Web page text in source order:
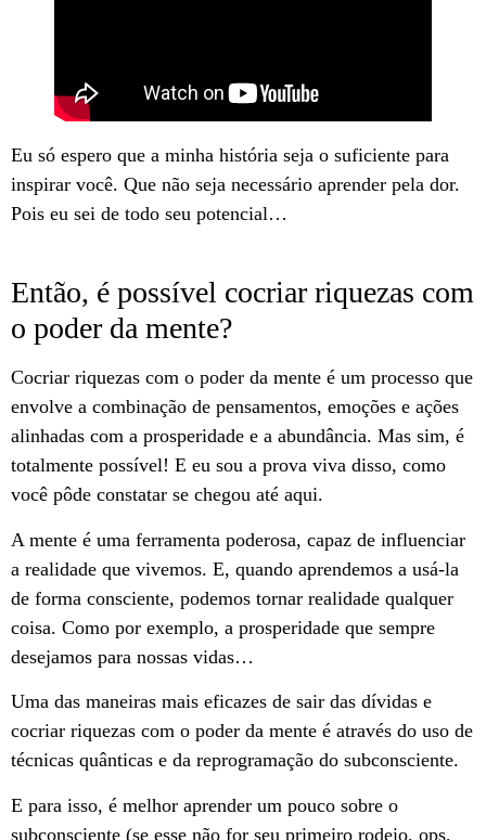
Eu só espero que a minha história seja o suficiente para
inspirar você. Que não seja necessário aprender pela dor.
Pois eu sei de todo seu potencial…
Então, é possível cocriar riquezas com
o poder da mente?
Cocriar riquezas com o poder da mente é um processo que
envolve a combinação de pensamentos, emoções e ações
alinhadas com a prosperidade e a abundância. Mas sim, é
totalmente possível! E eu sou a prova viva disso, como
você pôde constatar se chegou até aqui.
A mente é uma ferramenta poderosa, capaz de influenciar
a realidade que vivemos. E, quando aprendemos a usá-la
de forma consciente, podemos tornar realidade qualquer
coisa. Como por exemplo, a prosperidade que sempre
desejamos para nossas vidas…
Uma das maneiras mais eficazes de sair das dívidas e
cocriar riquezas com o poder da mente é através do uso de
técnicas quânticas e da reprogramação do subconsciente.
E para isso, é melhor aprender um pouco sobre o
subconsciente (se esse não for seu primeiro rodeio, ops,